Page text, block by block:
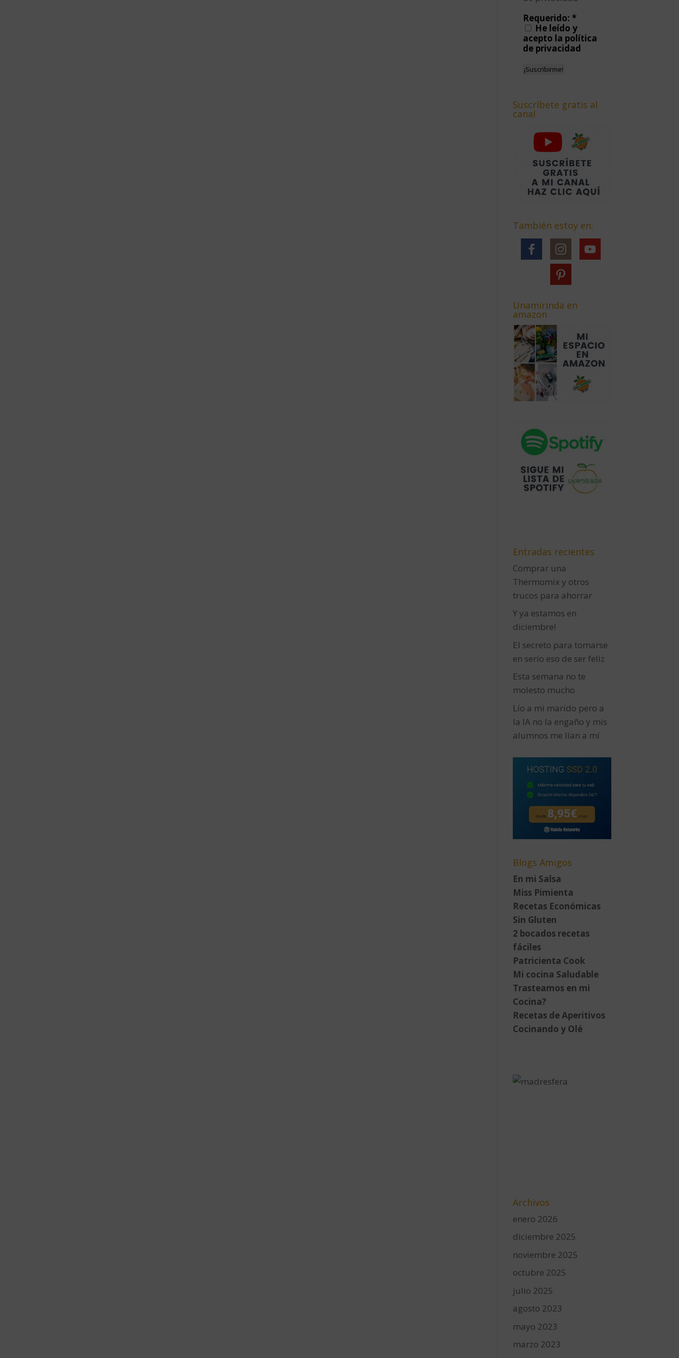
Requerido:*
He leído y
acepto la política
de privacidad
Suscríbete gratis al
canal
También estoy en:
Unamirinda en
amazon
Entradas recientes
Comprar una
Thermomix y otros
trucos para ahorrar
Y ya estamos en
diciembre!
El secreto para tomarse
en serio eso de ser feliz
Esta semana no te
molesto mucho
Lío a mi marido pero a
la IA no la engaño y mis
alumnos me lían a mí
Blogs Amigos
En mi Salsa
Miss Pimienta
Recetas Económicas
Sin Gluten
2 bocados recetas
fáciles
Patricienta Cook
Mi cocina Saludable
Trasteamos en mi
Cocina?
Recetas de Aperitivos
Cocinando y Olé
Archivos
enero 2026
diciembre 2025
noviembre 2025
octubre 2025
julio 2025
agosto 2023
mayo 2023
marzo 2023